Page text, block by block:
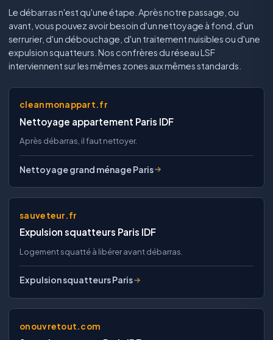
Le débarras n'est qu'une étape. Après notre passage, ou
avant, vous pouvez avoir besoin d'un nettoyage à fond, d'un
serrurier, d'un débouchage, d'un traitement nuisibles ou d'une
expulsion squatteurs. Nos confrères du réseau LSF
interviennent sur les mêmes zones aux mêmes standards.
cleanmonappart.fr
Nettoyage appartement Paris IDF
Après débarras, il faut nettoyer.
Nettoyage grand ménage Paris
sauveteur.fr
Expulsion squatteurs Paris IDF
Logement squatté à libérer avant débarras.
Expulsion squatteurs Paris
onouvretout.com